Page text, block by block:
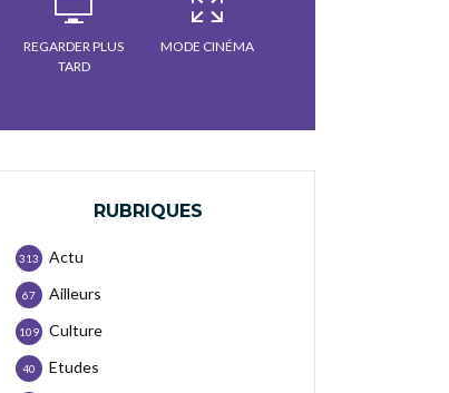
REGARDER PLUS
TARD
MODE CINÉMA
RUBRIQUES
Actu
313
Ailleurs
67
Culture
109
Etudes
40